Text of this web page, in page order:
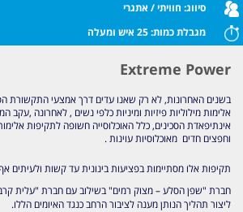
סיווג: חוויתי / אתגרי
מגבלת כמות:25 איש ומעלה
Extreme Power
בשנים האחרונות, לא רק שאנו עדים דרך אמצעי התקשורת
אלימות מילוליות פיזיות ומיניות כלפי נשים , לאחרונה ,עקב
אינתיפאדת הסכינים, כלל האוכלוסייה חשופה לתקיפות
וחפצים חדים מאוכלוסיות עוינות .
תקיפות אלו מסתיימות בפציעות בינונית עד קשות ולעיתים
חברת "שפן הסלע – מצוק רמים" בשילוב עם חברת "עלית
ליצור תהליך הנותן מענה לציבור הרחב כנגד האיומים הללו.